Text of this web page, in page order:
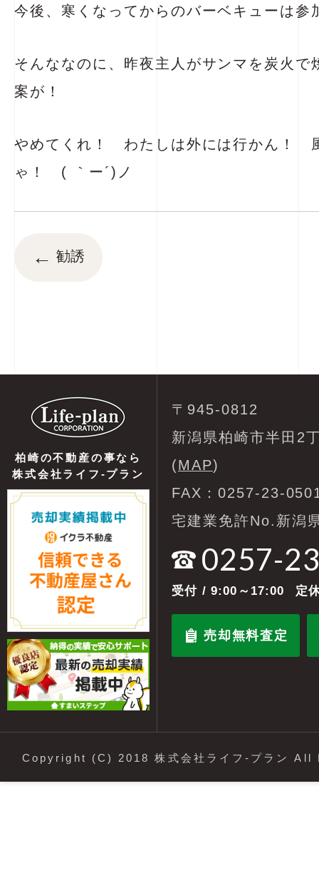
今後、寒くなってからのバーベキューは参
そんななのに、昨夜主人がサンマを炭火で
案が！
やめてくれ！ わたしは外には行かん！
ゃ！ ( ｀ー´)ノ
← 勧誘
柏崎の不動産の事なら
株式会社ライフ-プラン
〒945-0812
新潟県柏崎市半田2
(MAP)
FAX：0257-23-
宅建業免許No.新潟
0257-
受付 / 9:00～17:00 定
売却無料査定
Copyright (C) 2018 株式会社ライフ-プラン